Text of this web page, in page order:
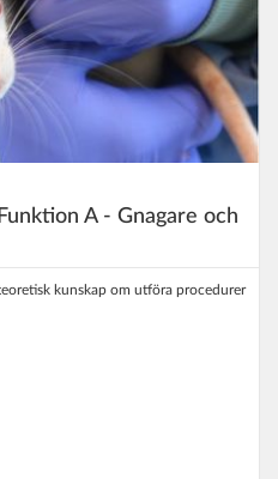
A - Gnagare och
kunskap om utföra procedurer